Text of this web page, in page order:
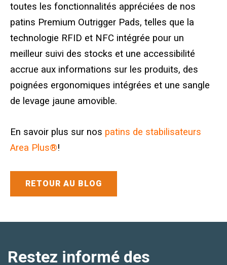
Galerie
Foire aux questions
Informations sur les brevets
À propos
toutes les fonctionnalités appréciées de nos
patins Premium Outrigger Pads, telles que la
technologie RFID et NFC intégrée pour un
meilleur suivi des stocks et une accessibilité
accrue aux informations sur les produits, des
poignées ergonomiques intégrées et une sangle
de levage jaune amovible.
En savoir plus sur nos patins de stabilisateurs
Area Plus®!
RETOUR AU BLOG
Restez informé des